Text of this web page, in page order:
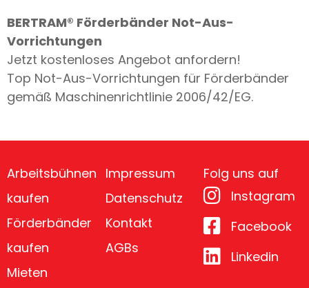
BERTRAM® Förderbänder Not-Aus-
Vorrichtungen
Jetzt kostenloses Angebot anfordern!
Top Not-Aus-Vorrichtungen für Förderbänder
gemäß Maschinenrichtlinie 2006/42/EG.
Arbeitsbühnen
kaufen
Förderbänder
kaufen
Mieten
Impressum
Datenschutz
Kontakt
AGBs
Folg uns auf
Instagram
Facebook
Linkedin